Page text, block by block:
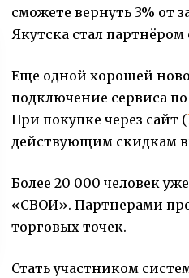
сможете вернуть 3% от
Якутска стал
Еще одной хорошей
подключение сервиса
При покупке через сайт (
действующим скидкам
Более 20 000 человек
«СВОИ». Партнерами
торговых точек.
Стать участником